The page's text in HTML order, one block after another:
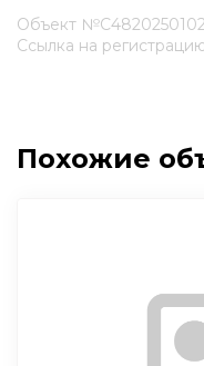
Объект
Ссылка на
Похожие